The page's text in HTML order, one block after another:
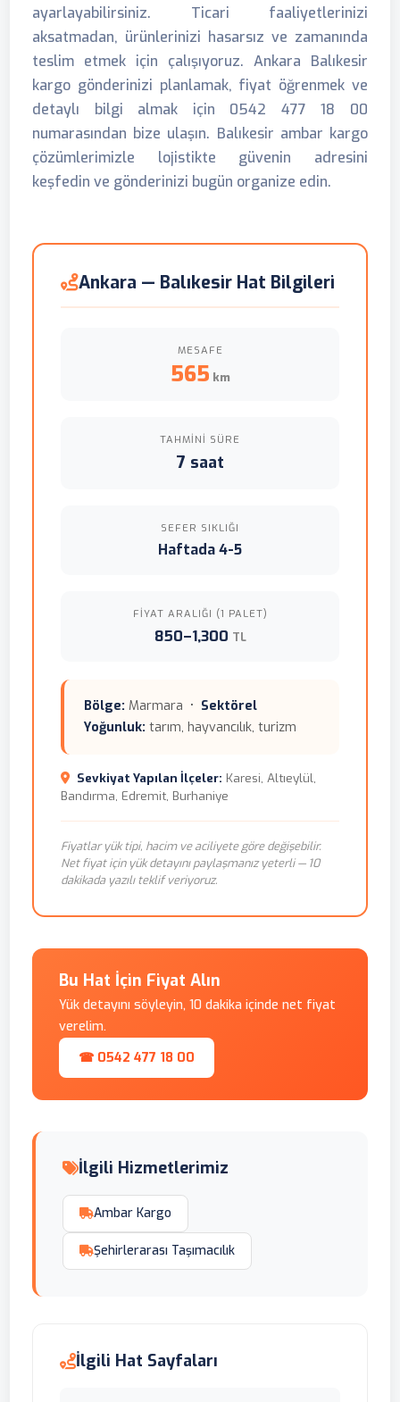
ayarlayabilirsiniz. Ticari faaliyetlerinizi
aksatmadan, ürünlerinizi hasarsız ve zamanında
teslim etmek için çalışıyoruz. Ankara Balıkesir
kargo gönderinizi planlamak, fiyat öğrenmek ve
detaylı bilgi almak için 0542 477 18 00
numarasından bize ulaşın. Balıkesir ambar kargo
çözümlerimizle lojistikte güvenin adresini
keşfedin ve gönderinizi bugün organize edin.
Ankara — Balıkesir Hat Bilgileri
MESAFE
565 km
TAHMINI SÜRE
7 saat
SEFER SIKLIĞI
Haftada 4-5
FIYAT ARALIĞI (1 PALET)
850–1,300 TL
Bölge: Marmara • Sektörel
Yoğunluk: tarım, hayvancılık, turizm
Sevkiyat Yapılan İlçeler: Karesi, Altıeylül,
Bandırma, Edremit, Burhaniye
Fiyatlar yük tipi, hacim ve aciliyete göre değişebilir.
Net fiyat için yük detayını paylaşmanız yeterli — 10
dakikada yazılı teklif veriyoruz.
Bu Hat İçin Fiyat Alın
Yük detayını söyleyin, 10 dakika içinde net fiyat
verelim.
☎ 0542 477 18 00
İlgili Hizmetlerimiz
Ambar Kargo
Şehirlerarası Taşımacılık
İlgili Hat Sayfaları